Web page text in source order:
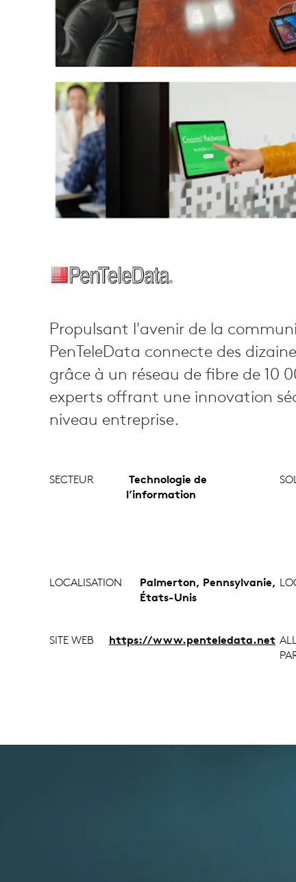
Propulsant l'avenir de la
PenTeleData connecte des
grâce à un réseau de fibre de 10
experts offrant une innovation
niveau entreprise.
SECTEUR
Technologie de
l’information
LOCALISATION
Palmerton, Pennsylvanie,
États-Unis
SITE WEB https://www.penteledata.net